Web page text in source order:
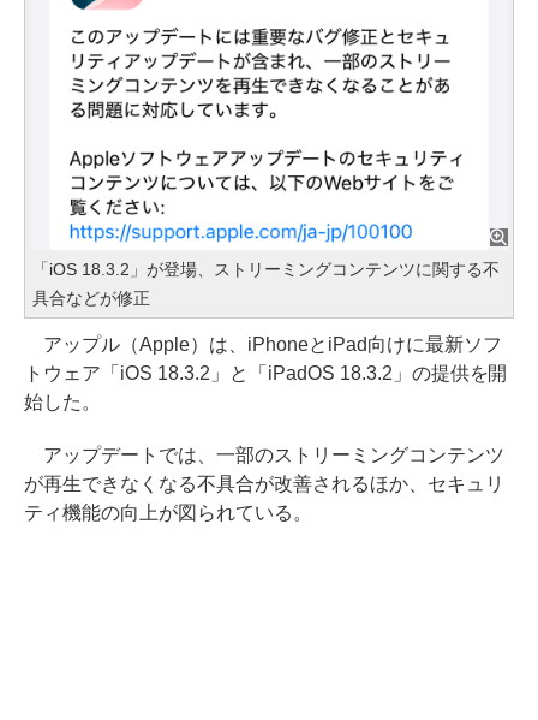
「iOS 18.3.2」が登場、ストリーミングコンテンツに関する不
具合などが修正
アップル（Apple）は、iPhoneとiPad向けに最新ソフ
トウェア「iOS 18.3.2」と「iPadOS 18.3.2」の提供を開
始した。
アップデートでは、一部のストリーミングコンテンツ
が再生できなくなる不具合が改善されるほか、セキュリ
ティ機能の向上が図られている。